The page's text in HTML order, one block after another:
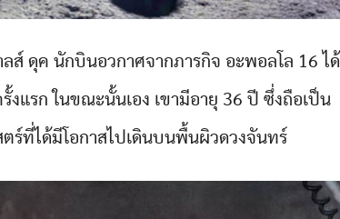
ส์ ดุค นักบินอวกาศจากภารกิจ อะพอลโล 16 ได้
งแรก ในขณะนั้นเอง เขามีอายุ 36 ปี ซึ่งถือเป็น
ร์ที่ได้มีโอกาสไปเดินบนพื้นผิวดวงจันทร์